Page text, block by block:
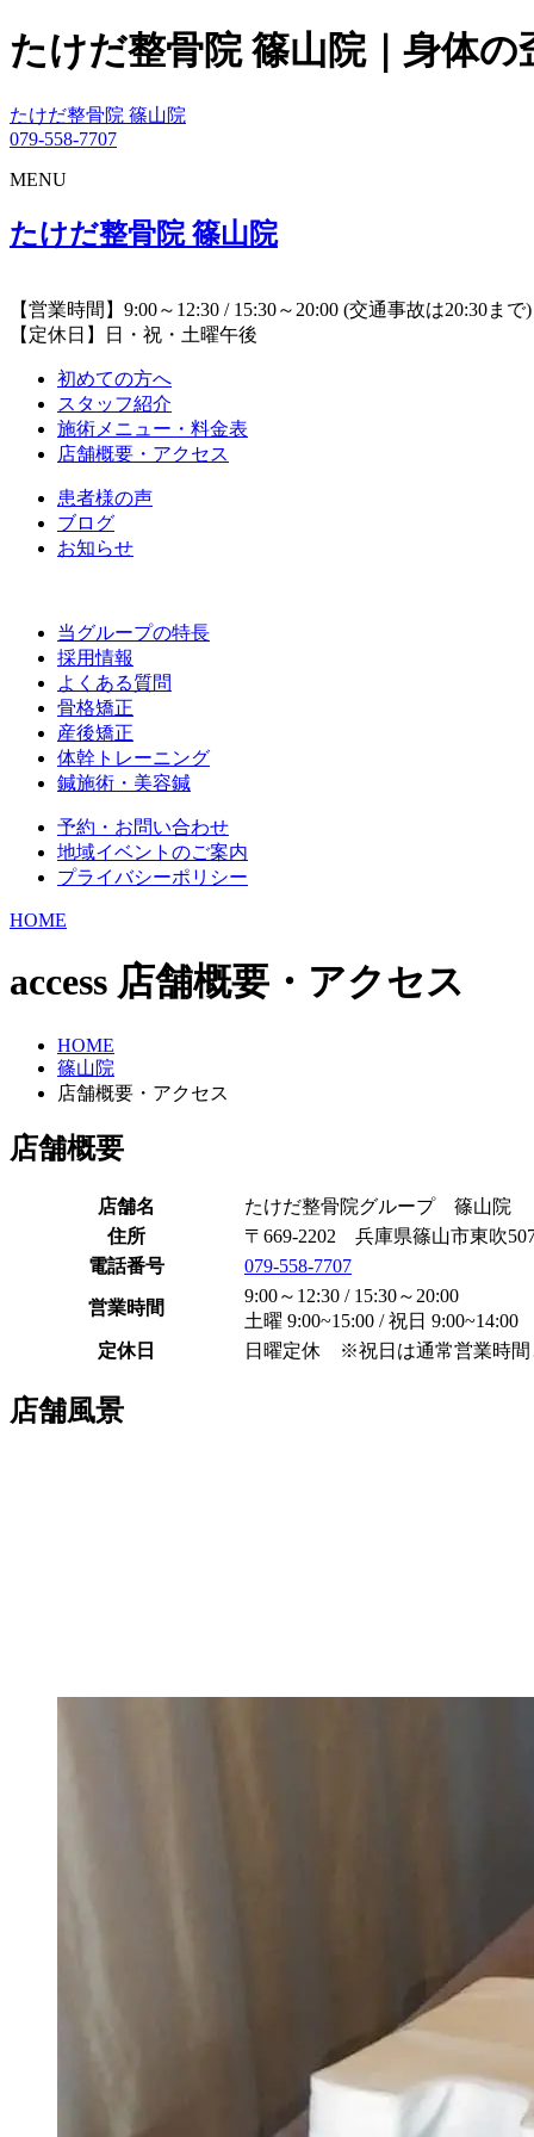
たけだ整骨院 篠山院｜身体
たけだ整骨院 篠山院
079-558-7707
MENU
たけだ整骨院 篠山院
【営業時間】9:00～12:30 / 15:30～20:00 (交通事故は20:30まで)
【定休日】日・祝・土曜午後
初めての方へ
スタッフ紹介
施術メニュー・料金表
店舗概要・アクセス
患者様の声
ブログ
お知らせ
当グループの特長
採用情報
よくある質問
骨格矯正
産後矯正
体幹トレーニング
鍼施術・美容鍼
予約・お問い合わせ
地域イベントのご案内
プライバシーポリシー
HOME
access 店舗概要・アクセス
HOME
篠山院
店舗概要・アクセス
店舗概要
店舗名
たけだ整骨院グループ 篠山院
住所
〒669-2202 兵庫県篠山市東吹
電話番号
079-558-7707
営業時間
9:00～12:30 / 15:30～20:00
土曜 9:00~15:00 / 祝日 9:00~14:00
定休日
日曜定休 ※祝日は通常営業時間
店舗風景